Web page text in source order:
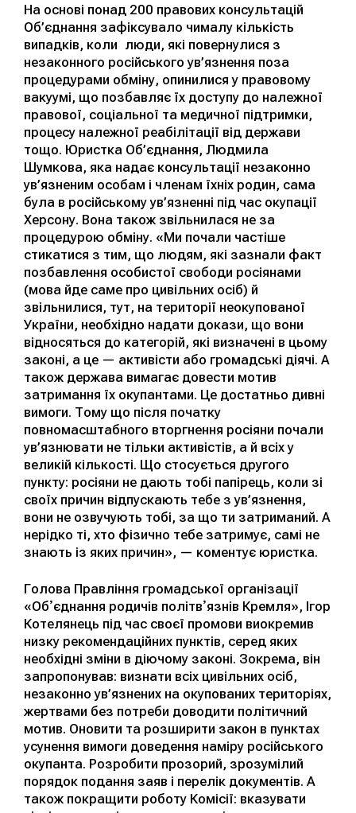
На основі понад 200 правових консультацій
Об’єднання зафіксувало чималу кількість
випадків, коли люди, які повернулися з
незаконного російського ув’язнення поза
процедурами обміну, опинилися у правовому
вакуумі, що позбавляє їх доступу до належної
правової, соціальної та медичної підтримки,
процесу належної реабілітації від держави
тощо. Юристка Об’єднання, Людмила
Шумкова, яка надає консультації незаконно
ув’язненим особам і членам їхніх родин, сама
була в російському ув’язненні під час окупації
Херсону. Вона також звільнилася не за
процедурою обміну. «Ми почали частіше
стикатися з тим, що людям, які зазнали факт
позбавлення особистої свободи росіянами
(мова йде саме про цивільних осіб) й
звільнилися, тут, на території неокупованої
України, необхідно надати докази, що вони
відносяться до категорій, які визначені в цьому
законі, а це — активісти або громадські діячі. А
також держава вимагає довести мотив
затримання їх окупантами. Це достатньо дивні
вимоги. Тому що після початку
повномасштабного вторгнення росіяни почали
ув’язнювати не тільки активістів, а й всіх у
великій кількості. Що стосується другого
пункту: росіяни не дають тобі папірець, коли зі
своїх причин відпускають тебе з ув’язнення,
вони не озвучують тобі, за що ти затриманий. А
нерідко ті, хто фізично тебе затримує, самі не
знають із яких причин», — коментує юристка.
Голова Правління громадської організації
«Обʼєднання родичів політвʼязнів Кремля», Ігор
Котелянець під час своєї промови виокремив
низку рекомендаційних пунктів, серед яких
необхідні зміни в діючому законі. Зокрема, він
запропонував: визнати всіх цивільних осіб,
незаконно ув’язнених на окупованих територіях,
жертвами без потреби доводити політичний
мотив. Оновити та розширити закон в пунктах
усунення вимоги доведення наміру російського
окупанта. Розробити прозорий, зрозумілий
порядок подання заяв і перелік документів. А
також покращити роботу Комісії: вказувати